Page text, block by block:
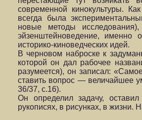
современной кинокультуры.
всегда была
новые методы
эйзенштейноведение, именно
историко-киноведческих идей.
В черновом наброске к
которой он дал рабочее
разумеется), он записал:
ставить вопрос — величайшее
36/37, с.16).
Он определил задачу,
рукописях, в рисунках, в жизни.